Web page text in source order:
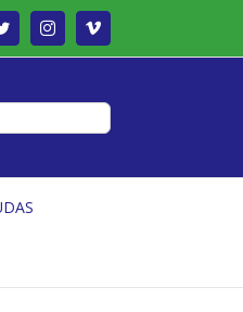
TwitterInstagramVimeo